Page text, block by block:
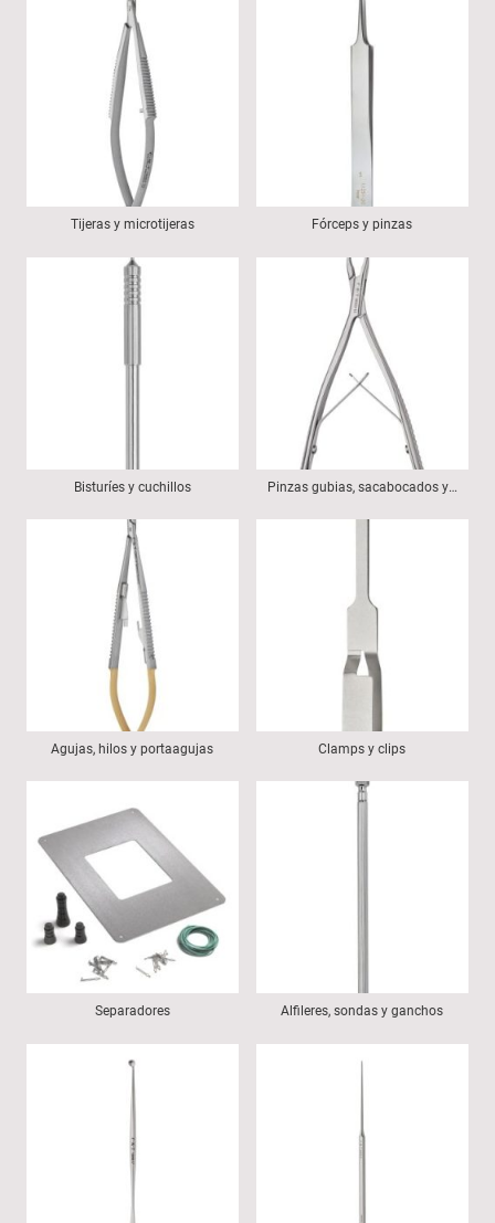
Tijeras y microtijeras Fórceps y pinzas
Bisturíes y cuchillos Pinzas gubias, sacabocados y muestreo
Agujas, hilos y portaagujas Clamps y clips
Separadores Alfileres, sondas y ganchos